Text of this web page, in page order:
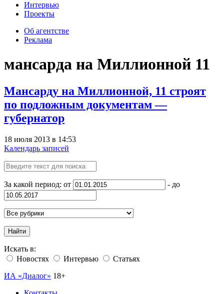
Интервью
Проекты
Об агентстве
Реклама
мансарда на Миллионной 11
Мансарду на Миллионной, 11 строят
по подложным документам —
губернатор
18 июля 2013 в 14:53
Календарь записей
За какой период: от - до
Найти
Искать в:
Новостях
Интервью
Статьях
ИА «Диалог» 18+